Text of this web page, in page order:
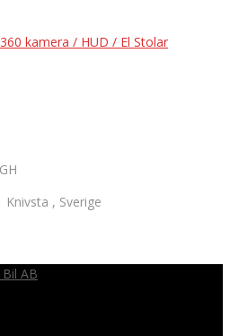
kamera / HUD / El Stolar
Knivsta , Sverige
AB